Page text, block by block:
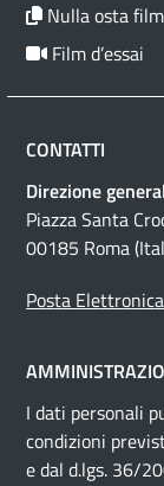
Nulla osta film
Film d’essai
CONTATTI
Direzione
Piazza Santa
00185 Roma
Posta
I dati personali
condizioni
e dal d.lgs. 36/